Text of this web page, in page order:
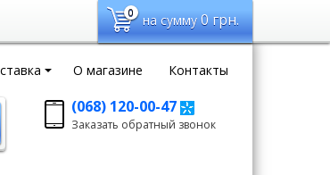
0 на сумму 0грн.
О магазине Контакты
(068) 120-00-47
Заказать обратный
Заказать обратный звонок